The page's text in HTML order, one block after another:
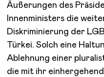
Äußerungen des
Innenministers die
Diskriminierung der
Türkei. Solch eine
Ablehnung einer
die mit ihr